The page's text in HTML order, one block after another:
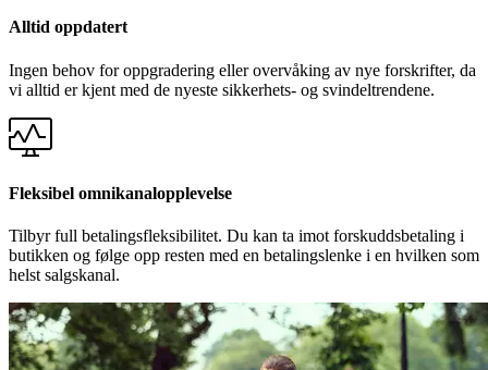
Alltid oppdatert
Ingen behov for oppgradering eller overvåking av nye forskrifter, da
vi alltid er kjent med de nyeste sikkerhets- og svindeltrendene.
Fleksibel omnikanalopplevelse
Tilbyr full betalingsfleksibilitet. Du kan ta imot forskuddsbetaling i
butikken og følge opp resten med en betalingslenke i en hvilken som
helst salgskanal.